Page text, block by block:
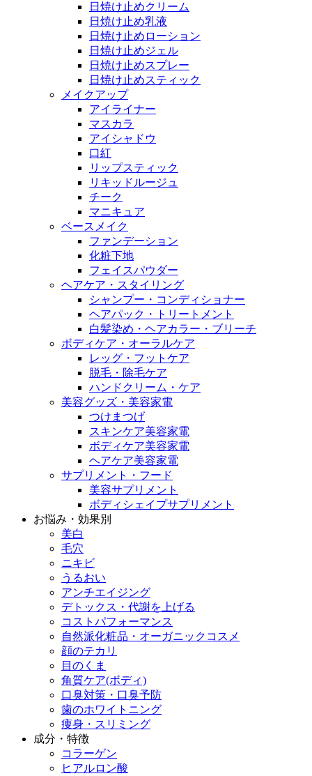
日焼け止めクリーム
日焼け止め乳液
日焼け止めローション
日焼け止めジェル
日焼け止めスプレー
日焼け止めスティック
メイクアップ
アイライナー
マスカラ
アイシャドウ
口紅
リップスティック
リキッドルージュ
チーク
マニキュア
ベースメイク
ファンデーション
化粧下地
フェイスパウダー
ヘアケア・スタイリング
シャンプー・コンディショナー
ヘアパック・トリートメント
白髪染め・ヘアカラー・ブリーチ
ボディケア・オーラルケア
レッグ・フットケア
脱毛・除毛ケア
ハンドクリーム・ケア
美容グッズ・美容家電
つけまつげ
スキンケア美容家電
ボディケア美容家電
ヘアケア美容家電
サプリメント・フード
美容サプリメント
ボディシェイプサプリメント
お悩み・効果別
美白
毛穴
ニキビ
うるおい
アンチエイジング
デトックス・代謝を上げる
コストパフォーマンス
自然派化粧品・オーガニックコスメ
顔のテカリ
目のくま
角質ケア(ボディ)
口臭対策・口臭予防
歯のホワイトニング
痩身・スリミング
成分・特徴
コラーゲン
ヒアルロン酸